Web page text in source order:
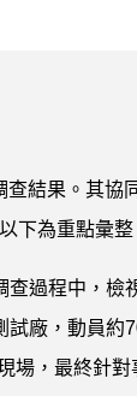
查結果。其協
下為重點彙整
查過程中，檢
試廠，動員約
場，最終針對